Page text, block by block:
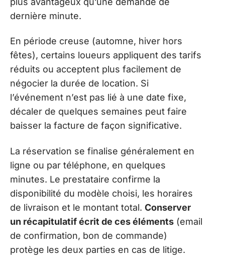
dernière minute.
En période creuse (automne, hiver hors
fêtes), certains loueurs appliquent des tarifs
réduits ou acceptent plus facilement de
négocier la durée de location. Si
l’événement n’est pas lié à une date fixe,
décaler de quelques semaines peut faire
baisser la facture de façon significative.
La réservation se finalise généralement en
ligne ou par téléphone, en quelques
minutes. Le prestataire confirme la
disponibilité du modèle choisi, les horaires
de livraison et le montant total. Conserver
un récapitulatif écrit de ces éléments (email
de confirmation, bon de commande)
protège les deux parties en cas de litige.